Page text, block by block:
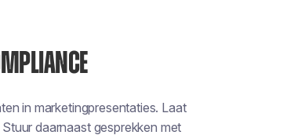
in marketingpresentaties. Laat
daarnaast gesprekken met